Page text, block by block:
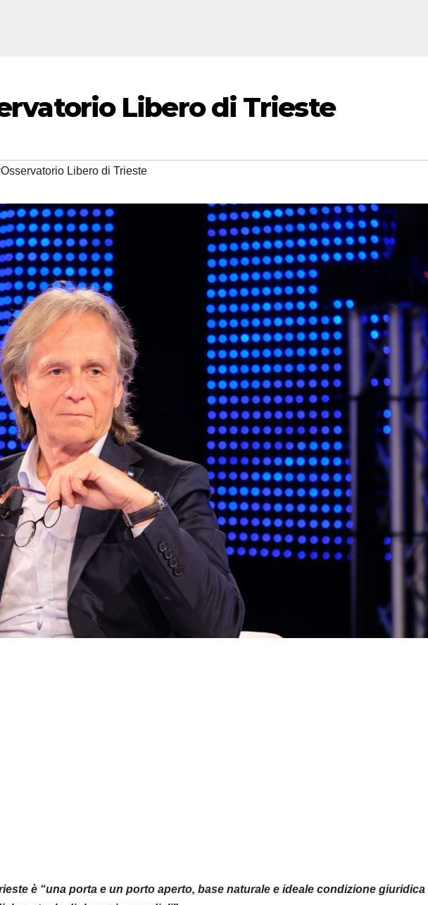
Libero di Trieste
Libero di Trieste
è “una porta e un porto aperto, base naturale e ideale condizione giuridica